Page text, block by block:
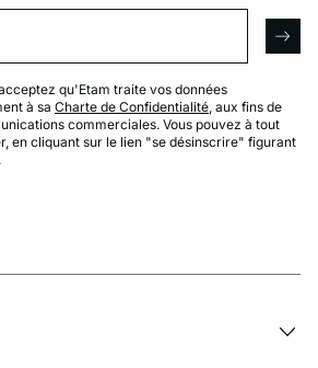
qu'Etam traite vos données
à sa Charte de Confidentialité, aux fins de
commerciales. Vous pouvez à tout
en cliquant sur le lien "se désinscrire" figurant